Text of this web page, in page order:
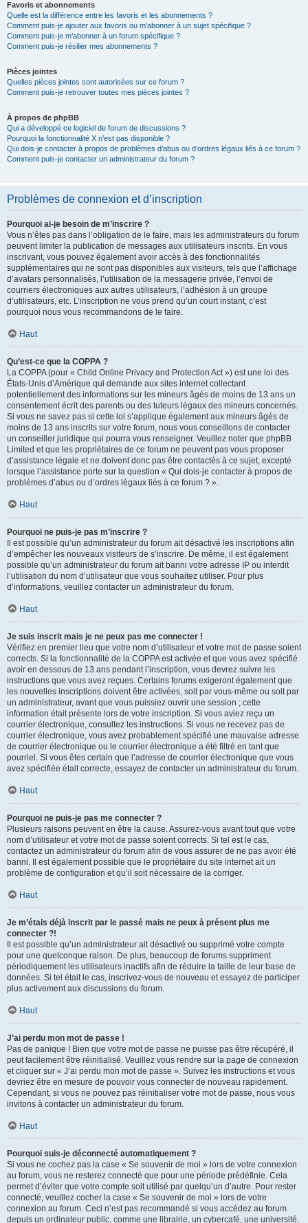
Favoris et abonnements
Quelle est la différence entre les favoris et les abonnements ?
Comment puis-je ajouter aux favoris ou m’abonner à un sujet spécifique ?
Comment puis-je m’abonner à un forum spécifique ?
Comment puis-je résilier mes abonnements ?
Pièces jointes
Quelles pièces jointes sont autorisées sur ce forum ?
Comment puis-je retrouver toutes mes pièces jointes ?
À propos de phpBB
Qui a développé ce logiciel de forum de discussions ?
Pourquoi la fonctionnalité X n’est pas disponible ?
Qui dois-je contacter à propos de problèmes d’abus ou d’ordres légaux liés à ce forum ?
Comment puis-je contacter un administrateur du forum ?
Problèmes de connexion et d’inscription
Pourquoi ai-je besoin de m’inscrire ?
Vous n’êtes pas dans l’obligation de le faire, mais les administrateurs du forum
peuvent limiter la publication de messages aux utilisateurs inscrits. En vous
inscrivant, vous pouvez également avoir accès à des fonctionnalités
supplémentaires qui ne sont pas disponibles aux visiteurs, tels que l’affichage
d’avatars personnalisés, l’utilisation de la messagerie privée, l’envoi de
courriers électroniques aux autres utilisateurs, l’adhésion à un groupe
d’utilisateurs, etc. L’inscription ne vous prend qu’un court instant, c’est
pourquoi nous vous recommandons de le faire.
Haut
Qu’est-ce que la COPPA ?
La COPPA (pour « Child Online Privacy and Protection Act ») est une loi des
États-Unis d’Amérique qui demande aux sites internet collectant
potentiellement des informations sur les mineurs âgés de moins de 13 ans un
consentement écrit des parents ou des tuteurs légaux des mineurs concernés.
Si vous ne savez pas si cette loi s’applique également aux mineurs âgés de
moins de 13 ans inscrits sur votre forum, nous vous conseillons de contacter
un conseiller juridique qui pourra vous renseigner. Veuillez noter que phpBB
Limited et que les propriétaires de ce forum ne peuvent pas vous proposer
d’assistance légale et ne doivent donc pas être contactés à ce sujet, excepté
lorsque l’assistance porte sur la question « Qui dois-je contacter à propos de
problèmes d’abus ou d’ordres légaux liés à ce forum ? ».
Haut
Pourquoi ne puis-je pas m’inscrire ?
Il est possible qu’un administrateur du forum ait désactivé les inscriptions afin
d’empêcher les nouveaux visiteurs de s’inscrire. De même, il est également
possible qu’un administrateur du forum ait banni votre adresse IP ou interdit
l’utilisation du nom d’utilisateur que vous souhaitez utiliser. Pour plus
d’informations, veuillez contacter un administrateur du forum.
Haut
Je suis inscrit mais je ne peux pas me connecter !
Vérifiez en premier lieu que votre nom d’utilisateur et votre mot de passe soient
corrects. Si la fonctionnalité de la COPPA est activée et que vous avez spécifié
avoir en dessous de 13 ans pendant l’inscription, vous devrez suivre les
instructions que vous avez reçues. Certains forums exigeront également que
les nouvelles inscriptions doivent être activées, soit par vous-même ou soit par
un administrateur, avant que vous puissiez ouvrir une session ; cette
information était présente lors de votre inscription. Si vous aviez reçu un
courrier électronique, consultez les instructions. Si vous ne recevez pas de
courrier électronique, vous avez probablement spécifié une mauvaise adresse
de courrier électronique ou le courrier électronique a été filtré en tant que
pourriel. Si vous êtes certain que l’adresse de courrier électronique que vous
avez spécifiée était correcte, essayez de contacter un administrateur du forum.
Haut
Pourquoi ne puis-je pas me connecter ?
Plusieurs raisons peuvent en être la cause. Assurez-vous avant tout que votre
nom d’utilisateur et votre mot de passe soient corrects. Si tel est le cas,
contactez un administrateur du forum afin de vous assurer de ne pas avoir été
banni. Il est également possible que le propriétaire du site internet ait un
problème de configuration et qu’il soit nécessaire de la corriger.
Haut
Je m’étais déjà inscrit par le passé mais ne peux à présent plus me
connecter ?!
Il est possible qu’un administrateur ait désactivé ou supprimé votre compte
pour une quelconque raison. De plus, beaucoup de forums suppriment
périodiquement les utilisateurs inactifs afin de réduire la taille de leur base de
données. Si tel était le cas, inscrivez-vous de nouveau et essayez de participer
plus activement aux discussions du forum.
Haut
J’ai perdu mon mot de passe !
Pas de panique ! Bien que votre mot de passe ne puisse pas être récupéré, il
peut facilement être réinitialisé. Veuillez vous rendre sur la page de connexion
et cliquer sur « J’ai perdu mon mot de passe ». Suivez les instructions et vous
devriez être en mesure de pouvoir vous connecter de nouveau rapidement.
Cependant, si vous ne pouvez pas réinitialiser votre mot de passe, nous vous
invitons à contacter un administrateur du forum.
Haut
Pourquoi suis-je déconnecté automatiquement ?
Si vous ne cochez pas la case « Se souvenir de moi » lors de votre connexion
au forum, vous ne resterez connecté que pour une période prédéfinie. Cela
permet d’éviter que votre compte soit utilisé par quelqu’un d’autre. Pour rester
connecté, veuillez cocher la case « Se souvenir de moi » lors de votre
connexion au forum. Ceci n’est pas recommandé si vous accédez au forum
depuis un ordinateur public, comme une librairie, un cybercafé, une université,